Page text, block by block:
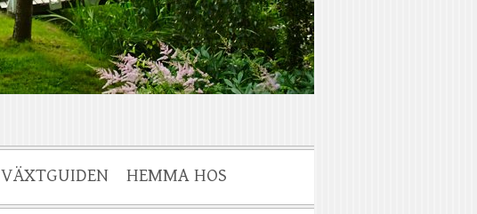
VÄXTGUIDEN HEMMA HOS